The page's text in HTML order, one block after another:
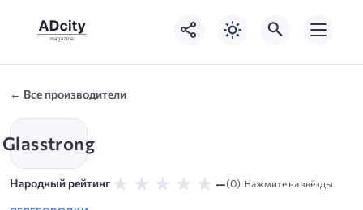
← Все производители
Glasstrong
Народный рейтинг ★ ★ ★ ★ ★ —(0) Нажмите на звёзды